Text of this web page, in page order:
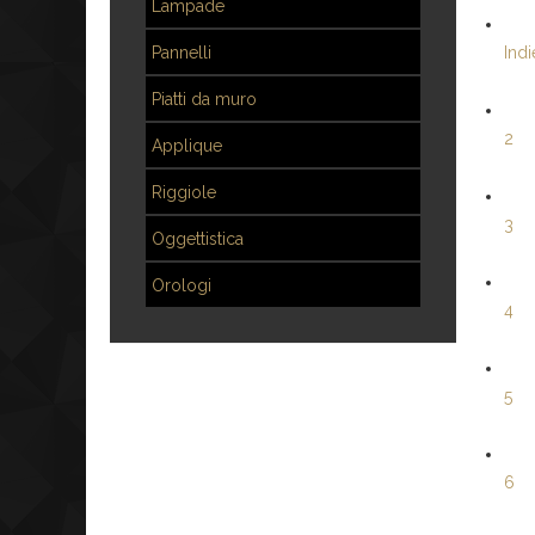
2
3
4
5
6
Lampade
Pannelli
Piatti da muro
Applique
Riggiole
Oggettistica
Orologi